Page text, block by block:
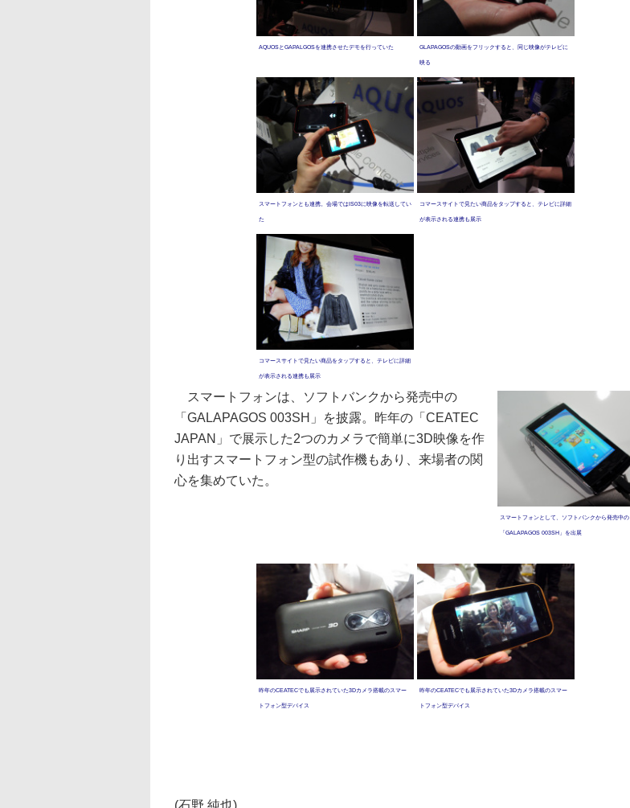
AQUOSとGAPALGOSを連携させたデモを行っていた GLAPAGOSの動画をフリックすると、同じ映像がテレビに
映る
スマートフォンとも連携。会場ではIS03に映像を転送してい
た
コマースサイトで見たい商品をタップすると、テレビに詳細
が表示される連携も展示
コマースサイトで見たい商品をタップすると、テレビに詳細
が表示される連携も展示
スマートフォンとして、ソフトバンクから発売中の
「GALAPAGOS 003SH」を出展
スマートフォンは、ソフトバンクから発売中の
「GALAPAGOS 003SH」を披露。昨年の「CEATEC
JAPAN」で展示した2つのカメラで簡単に3D映像を作
り出すスマートフォン型の試作機もあり、来場者の関
心を集めていた。
昨年のCEATECでも展示されていた3Dカメラ搭載のスマー
トフォン型デバイス
昨年のCEATECでも展示されていた3Dカメラ搭載のスマー
トフォン型デバイス
(石野 純也)